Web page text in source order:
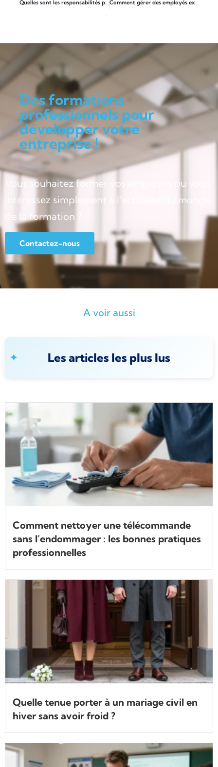
Quelles sont les responsabilités professionnelles d’un cadre commercial ? Comment gérer des employés expérimentés en tant que jeune PDG
Des formations
professionnels pour
développer votre
entreprise !
Vous souhaitez former vos employés ou vous
intéressez simplement à l’actualité du monde
de la formation ?
Contactez-nous
A voir aussi
Les articles les plus lus
Comment nettoyer une télécommande
sans l’endommager : les bonnes pratiques
professionnelles
Quelle tenue porter à un mariage civil en
hiver sans avoir froid ?